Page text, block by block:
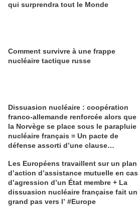
qui surprendra tout le Monde
Comment survivre à une frappe
nucléaire tactique russe
Dissuasion nucléaire : coopération
franco-allemande renforcée alors que
la Norvège se place sous le parapluie
nucléaire français = Un pacte de
défense assorti d’une clause
d’attaque a également été conclu.
Les Européens travaillent sur un plan
d’action d’assistance mutuelle en cas
d’agression d’un État membre + La
dissuasion nucléaire française fait un
grand pas vers l’ #Europe